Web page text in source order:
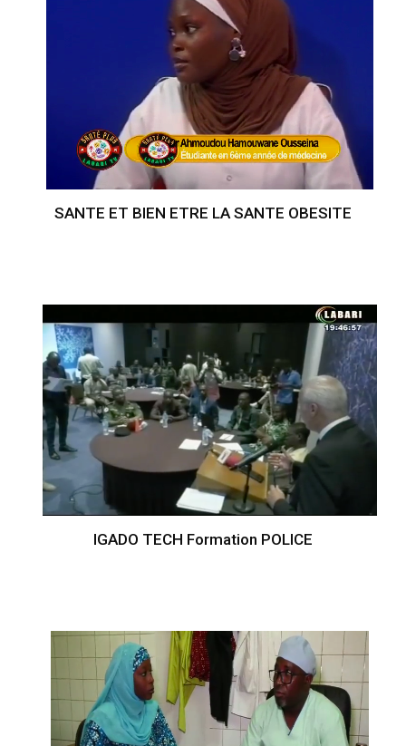
SANTE ET BIEN ETRE LA SANTE OBESITE
IGADO TECH Formation POLICE